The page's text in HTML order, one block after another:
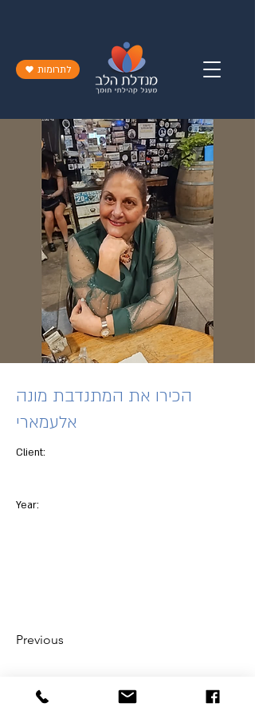
לתרומות
הכירו את המתנדבת מונה
אלעמארי
Client:
Year:
Previous
Next